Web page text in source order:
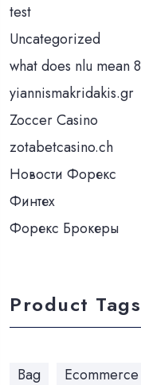
test
Uncategorized
what does nlu mean 8
yiannismakridakis.gr
Zoccer Casino
zotabetcasino.ch
Новости Форекс
Финтех
Форекс Брокеры
Product Tags
Bag Ecommerce